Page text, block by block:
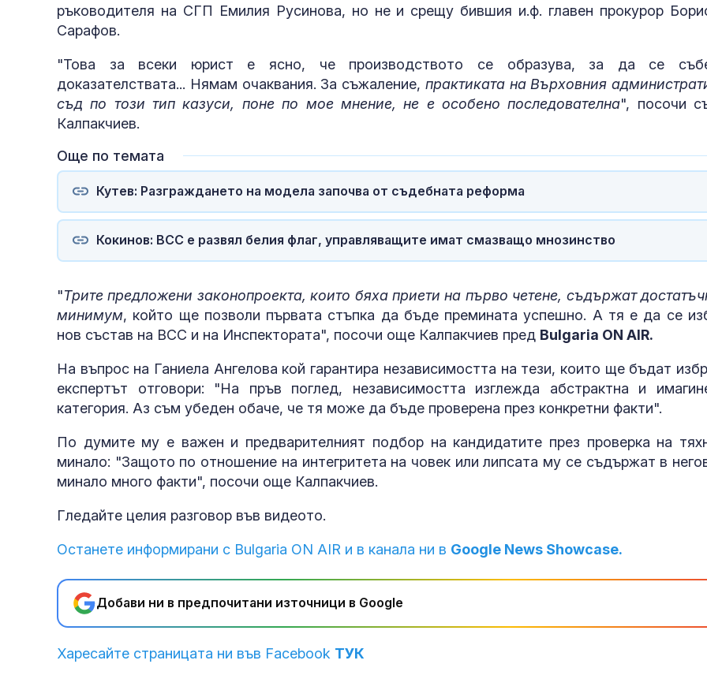
ръководителя на СГП Емилия Русинова, но не и срещу бившия и.ф. главен прокурор
Сарафов.
"Това за всеки юрист е ясно, че производството се образува, за да се
доказателствата... Нямам очаквания. За съжаление, практиката на Върховния
съд по този тип казуси, поне по мое мнение, не е особено последователна", посочи
Калпакчиев.
Още по темата
Кутев: Разграждането на модела започва от съдебната реформа
Кокинов: ВСС е развял белия флаг, управляващите имат смазващо мнозинство
"Трите предложени законопроекта, които бяха приети на първо четене, съдържат
минимум, който ще позволи първата стъпка да бъде премината успешно. А тя е да се
нов състав на ВСС и на Инспектората", посочи още Калпакчиев пред Bulgaria ON AIR.
На въпрос на Ганиела Ангелова кой гарантира независимостта на тези, които ще бъдат
експертът отговори: "На пръв поглед, независимостта изглежда абстрактна и
категория. Аз съм убеден обаче, че тя може да бъде проверена през конкретни факти".
По думите му е важен и предварителният подбор на кандидатите през проверка на
минало: "Защото по отношение на интегритета на човек или липсата му се съдържат в
минало много факти", посочи още Калпакчиев.
Гледайте целия разговор във видеото.
Останете информирани с Bulgaria ON AIR и в канала ни в Google News Showcase.
Добави ни в предпочитани източници в Google
Харесайте страницата ни във Facebook ТУК
евро спестихме от
чистота за районите
“Слатина”, “Подуяне” и
“Изгрев”
забранени продукти за
растителна защита
Ограничават се ТИР-
следобед в неделя и
Актрисата Джуно
Темпъл е сключила
брак
трябва да
родителите
Почти
Как се
костите с
на